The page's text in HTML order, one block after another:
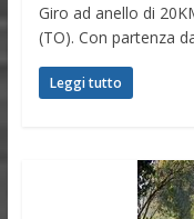
Giro ad anello di
(TO). Con partenza
Leggi tutto